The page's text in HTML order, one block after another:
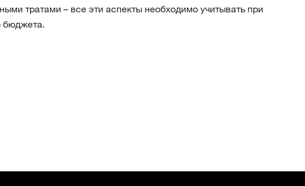
тратами – все эти аспекты необходимо учитывать при
бюджета.